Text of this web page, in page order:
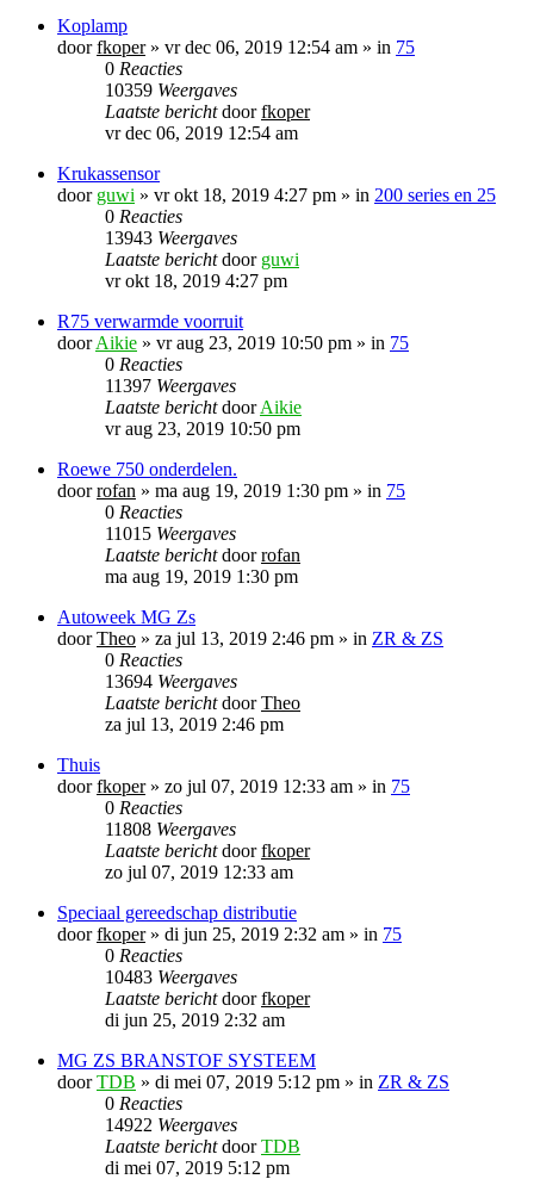
Koplamp
doorfkoper» vr dec 06, 2019 12:54 am » in 75
0 Reacties
10359 Weergaves
Laatste berichtdoorfkoper
vr dec 06, 2019 12:54 am
Krukassensor
door guwi » vr okt 18, 2019 4:27 pm » in 200 series en 25
0 Reacties
13943 Weergaves
Laatste berichtdoor guwi
vr okt 18, 2019 4:27 pm
R75 verwarmde voorruit
doorAikie » vr aug 23, 2019 10:50 pm » in 75
0 Reacties
11397 Weergaves
Laatste berichtdoorAikie
vr aug 23, 2019 10:50 pm
Roewe 750 onderdelen.
doorrofan » ma aug 19, 2019 1:30 pm » in 75
0 Reacties
11015 Weergaves
Laatste berichtdoorrofan
ma aug 19, 2019 1:30 pm
Autoweek MG Zs
doorTheo » za jul 13, 2019 2:46 pm » in ZR & ZS
0 Reacties
13694 Weergaves
Laatste berichtdoorTheo
za jul 13, 2019 2:46 pm
Thuis
doorfkoper» zo jul 07, 2019 12:33 am » in 75
0 Reacties
11808 Weergaves
Laatste berichtdoorfkoper
zo jul 07, 2019 12:33 am
Speciaal gereedschap distributie
doorfkoper» di jun 25, 2019 2:32 am » in 75
0 Reacties
10483 Weergaves
Laatste berichtdoorfkoper
di jun 25, 2019 2:32 am
MG ZS BRANSTOF SYSTEEM
doorTDB » di mei 07, 2019 5:12 pm » in ZR & ZS
0 Reacties
14922 Weergaves
Laatste berichtdoorTDB
di mei 07, 2019 5:12 pm